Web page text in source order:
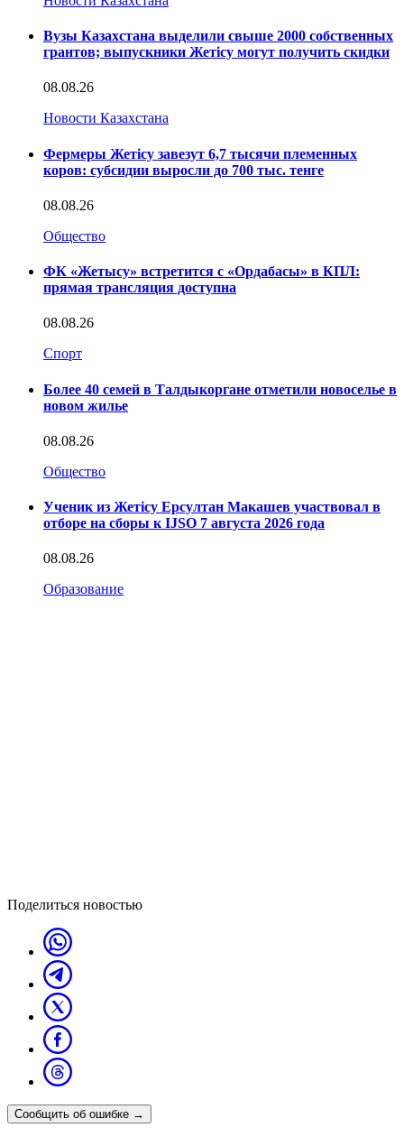
Вузы Казахстана выделили свыше 2000 собственных
грантов; выпускники Жетісу могут получить скидки
08.08.26
Новости Казахстана
Фермеры Жетісу завезут 6,7 тысячи племенных
коров: субсидии выросли до 700 тыс. тенге
08.08.26
Общество
ФК «Жетысу» встретится с «Ордабасы» в КПЛ:
прямая трансляция доступна
08.08.26
Спорт
Более 40 семей в Талдыкоргане отметили новоселье в
новом жилье
08.08.26
Общество
Ученик из Жетісу Ерсултан Макашев участвовал в
отборе на сборы к IJSO 7 августа 2026 года
08.08.26
Образование
Поделиться новостью
Сообщить об ошибке →